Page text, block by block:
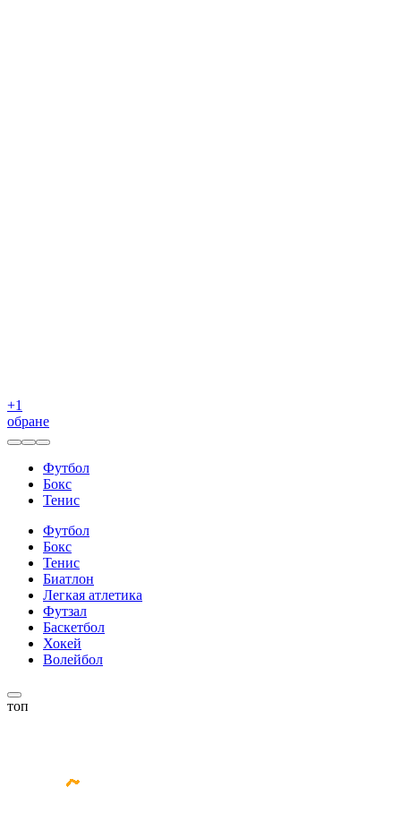
+1
обране
Футбол
Бокс
Тенис
Футбол
Бокс
Тенис
Биатлон
Легкая атлетика
Футзал
Баскетбол
Хокей
Волейбол
топ